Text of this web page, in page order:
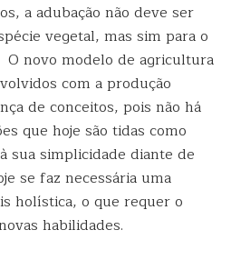
a adubação não deve ser
vegetal, mas sim para o
O novo modelo de agricultura
com a produção
de conceitos, pois não há
que hoje são tidas como
sua simplicidade diante de
se faz necessária uma
holística, o que requer o
habilidades.